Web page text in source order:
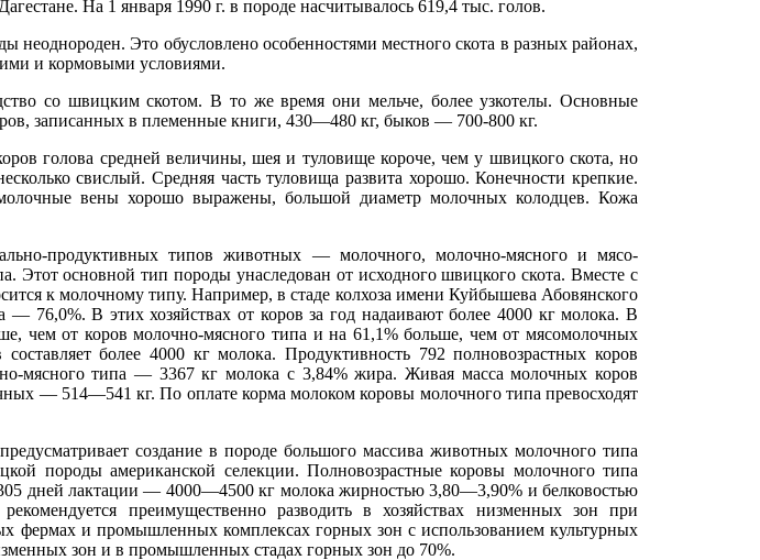
На 1 января 1990 г. в породе насчитывалось 619,4 тыс. голов.
Это обусловлено особенностями местного скота в разных районах,
и кормовыми условиями.
со швицким скотом. В то же время они мельче, более узкотелы. Основные
записанных в племенные книги, 430—480 кг, быков — 700-800 кг.
голова средней величины, шея и туловище короче, чем у швицкого скота, но
свислый. Средняя часть туловища развита хорошо. Конечности крепкие.
вены хорошо выражены, большой диаметр молочных колодцев. Кожа
продуктивных типов животных — молочного, молочно-мясного и мясо-
основной тип породы унаследован от исходного швицкого скота. Вместе с
к молочному типу. Например, в стаде колхоза имени Куйбышева Абовянского
76,0%. В этих хозяйствах от коров за год надаивают более 4000 кг молока. В
чем от коров молочно-мясного типа и на 61,1% больше, чем от мясомолочных
более 4000 кг молока. Продуктивность 792 полновозрастных коров
мясного типа — 3367 кг молока с 3,84% жира. Живая масса молочных коров
— 514—541 кг. По оплате корма молоком коровы молочного типа превосходят
создание в породе большого массива животных молочного типа
породы американской селекции. Полновозрастные коровы молочного типа
дней лактации — 4000—4500 кг молока жирностью 3,80—3,90% и белковостью
преимущественно разводить в хозяйствах низменных зон при
фермах и промышленных комплексах горных зон с использованием культурных
зон и в промышленных стадах горных зон до 70%.